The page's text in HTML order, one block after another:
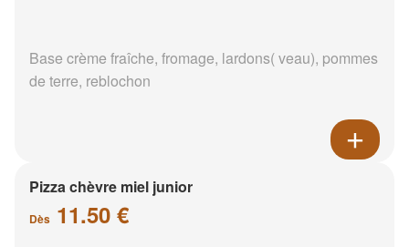
Base crème fraîche, fromage, lardons( veau), pommes
de terre, reblochon
Pizza chèvre miel junior
Dès 11.50 €